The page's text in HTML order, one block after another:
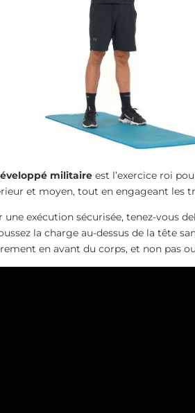
militaireest l’exercice roi
et moyen, tout en engageant les
une exécution sécurisée, tenez-vous
la charge au-dessus de la tête
en avant du corps, et non pas